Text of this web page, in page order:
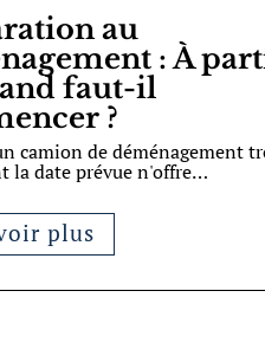
au
: À
faut-il
?
camion de déménagement
la date prévue n'offre…
plus